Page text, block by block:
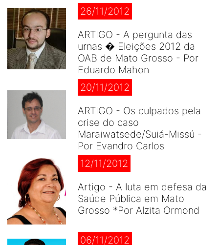
26/11/2012
ARTIGO - A pergunta das
urnas � Eleições 2012 da
OAB de Mato Grosso - Por
Eduardo Mahon
20/11/2012
ARTIGO - Os culpados pela
crise do caso
Maraiwatsede/Suiá-Missú -
Por Evandro Carlos
12/11/2012
Artigo - A luta em defesa da
Saúde Pública em Mato
Grosso *Por Alzita Ormond
06/11/2012